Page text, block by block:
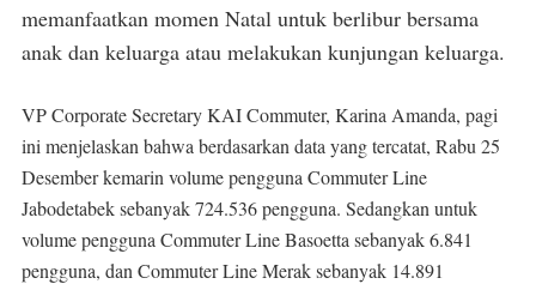
memanfaatkan momen Natal untuk berlibur bersama
anak dan keluarga atau melakukan kunjungan keluarga.
VP Corporate Secretary KAI Commuter, Karina Amanda, pagi
ini menjelaskan bahwa berdasarkan data yang tercatat, Rabu 25
Desember kemarin volume pengguna Commuter Line
Jabodetabek sebanyak 724.536 pengguna. Sedangkan untuk
volume pengguna Commuter Line Basoetta sebanyak 6.841
pengguna, dan Commuter Line Merak sebanyak 14.891